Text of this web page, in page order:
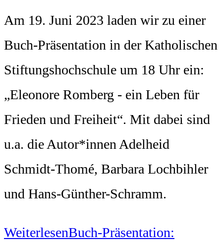
Am 19. Juni 2023 laden wir zu einer
Buch-Präsentation in der Katholischen
Stiftungshochschule um 18 Uhr ein:
„Eleonore Romberg - ein Leben für
Frieden und Freiheit“. Mit dabei sind
u.a. die Autor*innen Adelheid
Schmidt-Thomé, Barbara Lochbihler
und Hans-Günther-Schramm.
WeiterlesenBuch-Präsentation: